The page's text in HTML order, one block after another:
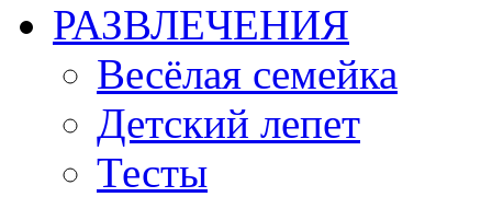
РАЗВЛЕЧЕНИЯ
Весёлая семейка
Детский лепет
Тесты